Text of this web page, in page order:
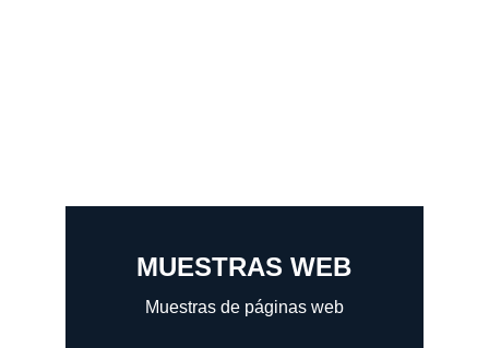
MUESTRAS WEB
Muestras de páginas web